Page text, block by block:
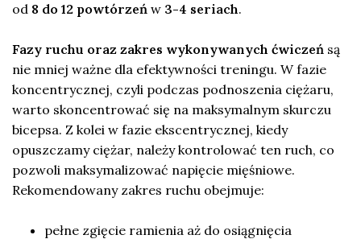
od 8 do 12 powtórzeń w 3-4 seriach.
Fazy ruchu oraz zakres wykonywanych ćwiczeń są
nie mniej ważne dla efektywności treningu. W fazie
koncentrycznej, czyli podczas podnoszenia ciężaru,
warto skoncentrować się na maksymalnym skurczu
bicepsa. Z kolei w fazie ekscentrycznej, kiedy
opuszczamy ciężar, należy kontrolować ten ruch, co
pozwoli maksymalizować napięcie mięśniowe.
Rekomendowany zakres ruchu obejmuje:
pełne zgięcie ramienia aż do osiągnięcia